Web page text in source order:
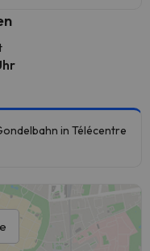
in Télécentre